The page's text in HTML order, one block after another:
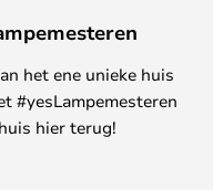
het ene unieke huis
#yesLampemesteren
hier terug!